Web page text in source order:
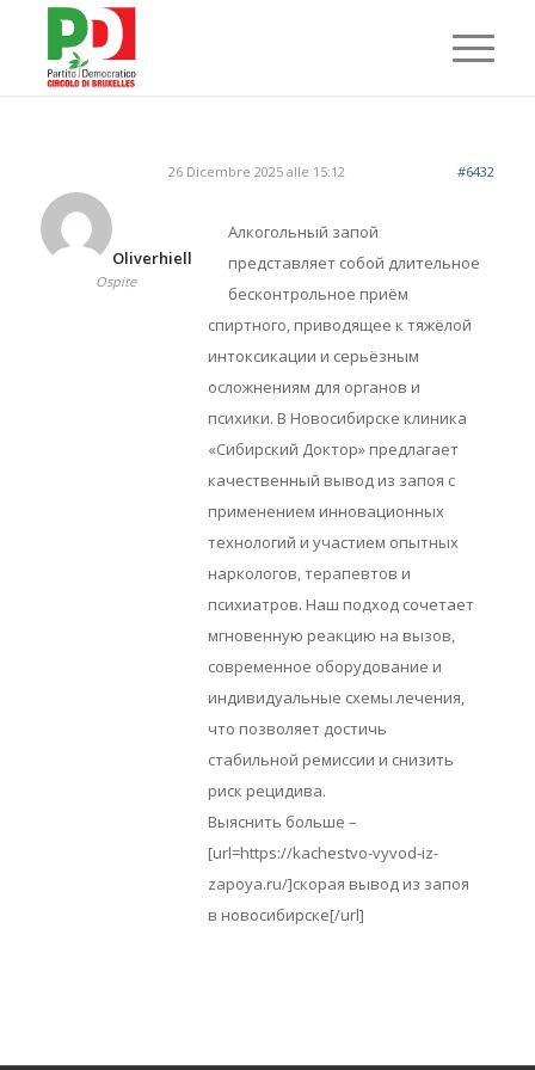
26 Dicembre 2025 alle 15:12 #6432
Oliverhiell
Ospite
Алкогольный запой
представляет собой длительное
бесконтрольное приём
спиртного, приводящее к тяжёлой
интоксикации и серьёзным
осложнениям для органов и
психики. В Новосибирске клиника
«Сибирский Доктор» предлагает
качественный вывод из запоя с
применением инновационных
технологий и участием опытных
наркологов, терапевтов и
психиатров. Наш подход сочетает
мгновенную реакцию на вызов,
современное оборудование и
индивидуальные схемы лечения,
что позволяет достичь
стабильной ремиссии и снизить
риск рецидива.
Выяснить больше –
[url=https://kachestvo-vyvod-iz-
zapoya.ru/]скорая вывод из запоя
в новосибирске[/url]